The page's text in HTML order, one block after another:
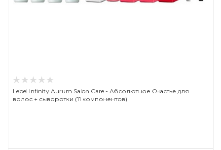
Lebel Infinity Aurum Salon Care - Абсолютное Счастье для
волос + сыворотки (11 компонентов)